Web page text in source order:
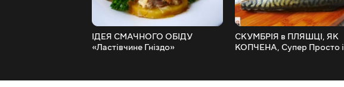
ІДЕЯ СМАЧНОГО ОБІДУ
«Ластівчине Гніздо»
СКУМБРІЯ в ПЛЯШЦІ, ЯК
КОПЧЕНА, Супер Просто і